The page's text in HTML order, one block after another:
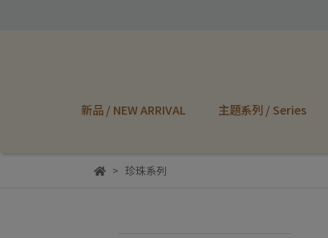
新品 / NEW ARRIVAL 主題系列 / Series
珍珠系列